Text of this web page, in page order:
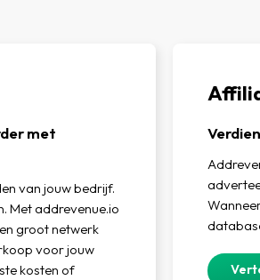
met
van jouw bedrijf.
Met addrevenue.io
groot netwerk
voor jouw
kosten of